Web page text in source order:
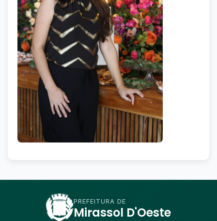
PREFEITURA DE
Mirassol D'Oeste